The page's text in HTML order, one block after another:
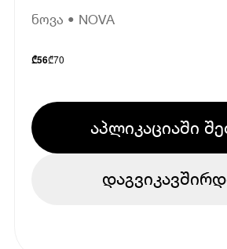
ნოვა • NOVA
₾56₾70
აპლიკაციაში